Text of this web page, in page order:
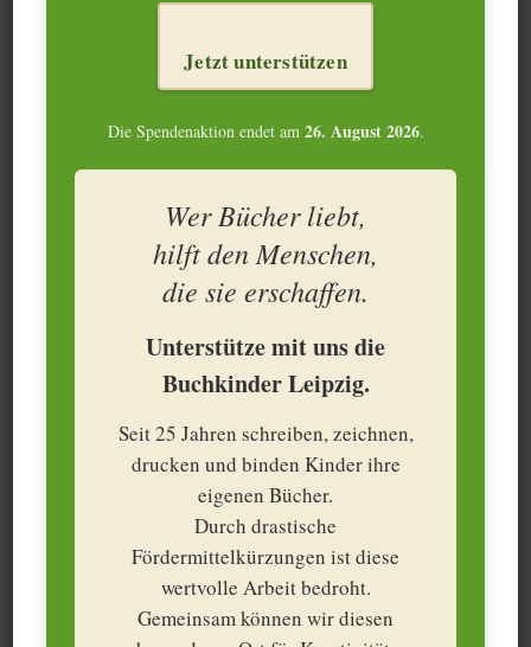
*KI generierte Bilde
Deine Schätze in guten
Händen: Schenke
Erinnerungen ein neues
Nachlass verwalten &
Jetzt unterstützen
Die Spendenaktion endet am 26. August 2026.
Wer Bücher liebt,
hilft den Menschen,
die sie erschaffen.
Unterstütze mit uns die
Buchkinder Leipzig.
Seit 25 Jahren schreiben, zeichnen,
drucken und binden Kinder ihre
eigenen Bücher.
Durch drastische
Fördermittelkürzungen ist diese
wertvolle Arbeit bedroht.
Gemeinsam können wir diesen